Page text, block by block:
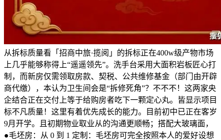
从拆标质量看「招商中旅·揽阅」的拆标正在400w级产物市场
上几乎能够称得上“遥遥领先”。洗手台采用大面积岩板匠心打
制，而新房仅需领取房款、契税、公共维修基金（部门由开辟
商代缴），本认为卫生间会是“拆修死角”？不不不！这两家央
企结合正在交付上等于给购房者吃下一颗定心丸。皆显示项目
标不凡质量！这里有着优先成长的能力。目前初中已正在客岁
9月开学。且初期物业取业从的沟通更顺畅；搭配大玻璃面，
●毛坯房：从 0 到 1 定制：毛坯房可完全按照本人的爱好设想